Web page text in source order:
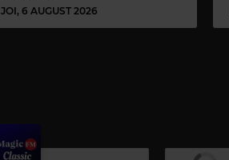
JOI, 6 AUGUST 2026